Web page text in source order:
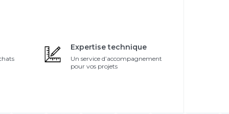
Expertise technique
Un service d’accompagnement
pour vos projets